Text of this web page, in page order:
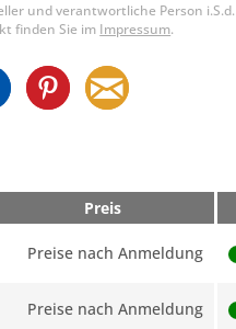
und verantwortliche Person
finden Sie im Impressum.
Preis
Preise nach Anmeldung
Preise nach Anmeldung